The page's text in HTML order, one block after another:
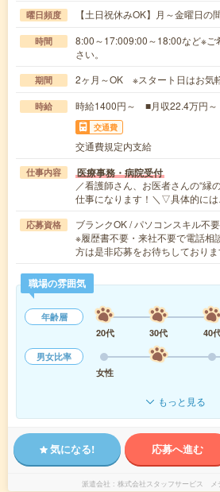
曜日頻度 【土日祝休みOK】月～金曜日
時間
8:00～17:009:00～18:00など※ご
さい。
期間 2ヶ月～OK ※スタート日はお気
時給 時給1400円～ ■月収22.4万円～
交通費
交通費規定内支給
仕事内容 医療事務・病院受付
／看護師さん、お医者さんの“縁
仕事になります！＼▽具体的に
応募資格
ブランクOK / パソコンスキル不
※履歴書不要・来社不要で電話相
方は是非応募をお待ちしており
職場の雰囲気
年齢層
20代
30代 40
男女比率
女性
もっと見る
気になる! 応募へ進む
派遣会社 株式会社スタッフサービス メ